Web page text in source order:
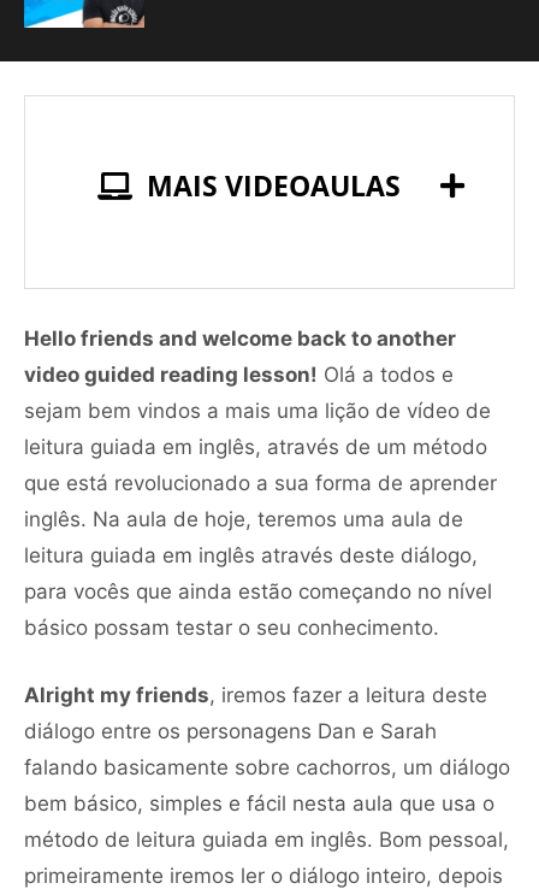
MAIS VIDEOAULAS
Hello friends and welcome back to another
video guided reading lesson! Olá a todos e
sejam bem vindos a mais uma lição de vídeo de
leitura guiada em inglês, através de um método
que está revolucionado a sua forma de aprender
inglês. Na aula de hoje, teremos uma aula de
leitura guiada em inglês através deste diálogo,
para vocês que ainda estão começando no nível
básico possam testar o seu conhecimento.
Alright my friends, iremos fazer a leitura deste
diálogo entre os personagens Dan e Sarah
falando basicamente sobre cachorros, um diálogo
bem básico, simples e fácil nesta aula que usa o
método de leitura guiada em inglês. Bom pessoal,
primeiramente iremos ler o diálogo inteiro, depois